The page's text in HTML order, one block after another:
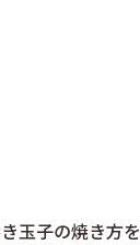
玉子の焼き